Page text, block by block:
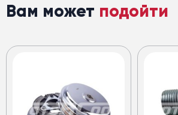
Вам может подойти